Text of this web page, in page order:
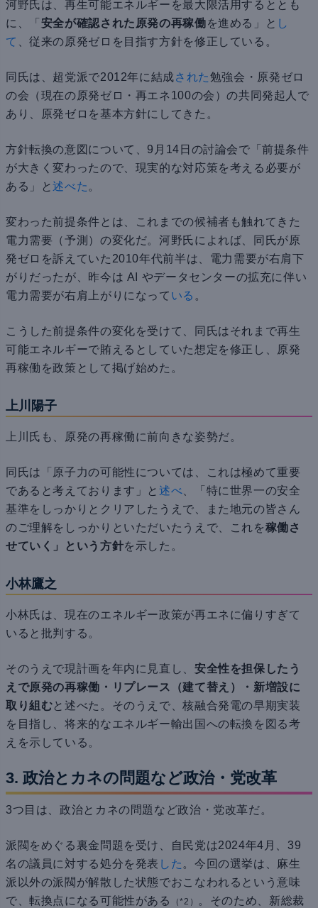
河野氏は、再生可能エネルギーを最大限活用するととも
に、「 安全が確認された原発の再稼働を進める」と し
て
、従来の原発ゼロを目指す方針を修正している。
同氏は、超党派で2012年に結成された勉強会・原発ゼロ
の会（現在の原発ゼロ・再エネ100の会）の共同発起人で
あり、原発ゼロを基本方針にしてきた。
方針転換の意図について、9月14日の討論会で「前提条件
が大きく変わったので、現実的な対応策を考える必要が
ある」と述べた 。
変わった前提条件とは、これまでの候補者も触れてきた
電力需要（予測）の変化だ。河野氏によれば、同氏が原
発ゼロを訴えていた2010年代前半は、電力需要が右肩下
がりだったが、昨今は AI やデータセンターの拡充に伴い
電力需要が右肩上がりになって いる 。
こうした前提条件の変化を受けて、同氏はそれまで再生
可能エネルギーで賄えるとしていた想定を修正し、原発
再稼働を政策として掲げ始めた。
上川陽子
上川氏も、原発の再稼働に前向きな姿勢だ。
同氏は「原子力の可能性については、これは極めて重要
であると考えております」と述べ 、「特に世界一の安全
基準をしっかりとクリアしたうえで、また地元の皆さん
のご理解をしっかりといただいたうえで、これを稼働さ
せていく」という方針を示した。
小林鷹之
小林氏は、現在のエネルギー政策が再エネに偏りすぎて
いると批判する。
そのうえで現計画を年内に見直し、 安全性を担保したう
えで原発の再稼働・リプレース（建て替え）・新増設に
取り組むと述べた。そのうえで、核融合発電の早期実装
を目指し、将来的なエネルギー輸出国への転換を図る考
えを示している。
3. 政治とカネの問題など政治・党改革
3つ目は、政治とカネの問題など政治・党改革だ。
派閥をめぐる裏金問題を受け、自民党は2024年4月、39
名の議員に対する処分を発表 した 。今回の選挙は、麻生
派以外の派閥が解散した状態でおこなわれるという意味
で、転換点になる可能性がある
（*2）
。そのため、新総裁